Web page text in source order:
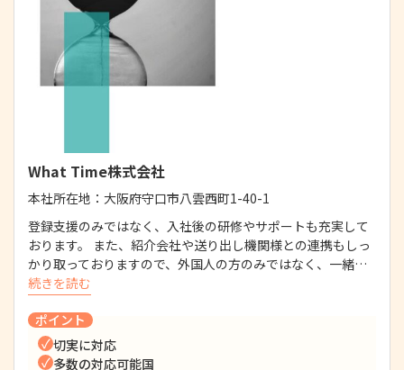
What Time株式会社
本社所在地： 大阪府守口市八雲西町1-40-1
登録支援のみではなく、入社後の研修やサポートも充実して
おります。 また、紹介会社や送り出し機関様との連携もしっ
かり取っておりますので、外国人の方のみではなく、一緒…
続きを読む
ポイント
切実に対応
多数の対応可能国